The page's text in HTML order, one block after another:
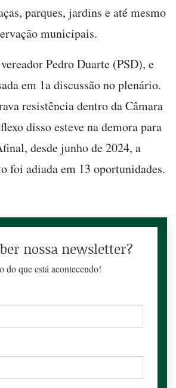
parques, jardins e até mesmo
municipais.
Pedro Duarte (PSD), e
em 1a discussão no plenário.
resistência dentro da Câmara
disso esteve na demora para
desde junho de 2024, a
foi adiada em 13 oportunidades.
nossa newsletter?
do que está acontecendo!